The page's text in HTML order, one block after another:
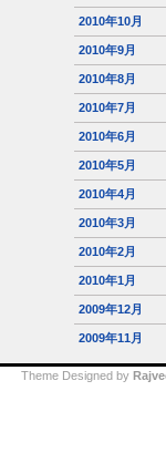
2010年10月
2010年9月
2010年8月
2010年7月
2010年6月
2010年5月
2010年4月
2010年3月
2010年2月
2010年1月
2009年12月
2009年11月
Theme Designed by